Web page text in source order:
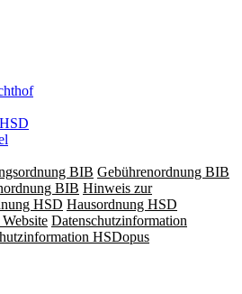
BIB Gebührenordnung BIB
BIB Hinweis zur
HSD Hausordnung HSD
Datenschutzinformation
HSDopus